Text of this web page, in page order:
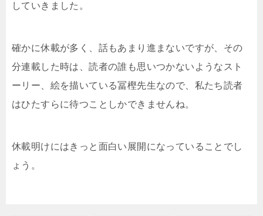
していきました。
確かに休載が多く、話もあまり進まないですが、その
分連載した時は、読者の誰も思いつかないようなスト
ーリー、絵を描いている冨樫先生なので、私たち読者
はひたすらに待つことしかできませんね。
休載明けにはきっと面白い展開になっていることでし
ょう。